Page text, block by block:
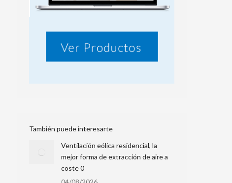
También puede interesarte
Ventilación eólica residencial, la
mejor forma de extracción de aire a
coste 0